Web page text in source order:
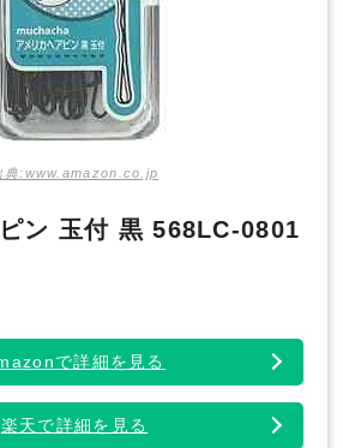
典:www.amazon.co.jp
ン 玉付 黒 568LC-0801
で詳細を見る
楽天で詳細を見る